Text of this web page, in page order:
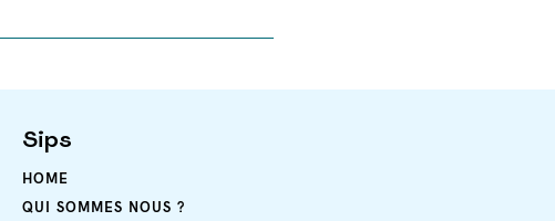
Sips
HOME
QUI SOMMES NOUS ?